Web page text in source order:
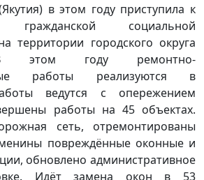
в этом году приступила к
гражданской социальной
территории городского округа
В этом году ремонтно-
работы реализуются в
ведутся с опережением
работы на 45 объектах.
сеть, отремонтированы
повреждённые оконные и
обновлено административное
Идёт замена окон в 53